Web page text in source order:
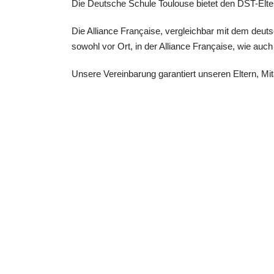
Die Deutsche Schule Toulouse bietet den DST-
Die Alliance Française, vergleichbar mit dem
sowohl vor Ort, in der Alliance Française, wie
Unsere Vereinbarung garantiert unseren Eltern,